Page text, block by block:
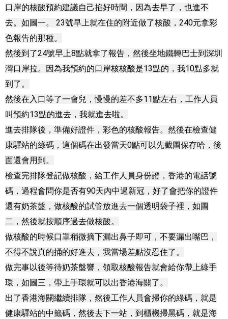
口岸的核酸預約建議自己掐好時間，因為去早了，也進不
去。如圖一。 23號早上就在住的附近做了核酸，240元拿彩
色報告的那種。
然後到了24號早上8點就拿了報告，然後坐地鐵轉巴士到深圳
灣口岸拉。因為我預約的口岸核核酸是13點的，我10點多就
到了。
然後在入口等了一會兒，慢慢的差不多11點左右，工作人員
叫預約13點的進去，我就進去啦。
進去排隊後，準備好證件，彩色的核酸報告。然後在檢查健
康驛站的綠碼，這個碼在出發當天0點可以先截圖保存哈，後
面還會用到。
檢查完排隊登記做核酸，給工作人員身份證，香港的電話號
碼，過程會問你是否有90天內中過新冠，好了會把你的證件
還有奶茶盤，做核酸的試管放進去一個透明袋子裡，如圖
二，然後就按順序過去做核酸。
做核酸的時候口罩稍微摘下漏出鼻子即可，不要漏出嘴巴，
不得不說真的捅的好進去，我當場差點沒忍住了。
做完事以後等待奶茶盤響，領取核酸報告就會給你帶上綠手
環，如圖三，帶上手環就可以出香港海關了。
出了香港海關繼續排隊，然後工作人員會掃你的綠碼，就是
健康驛站的中籤碼，然後去下一站，到櫃機掃黑碼，就是海